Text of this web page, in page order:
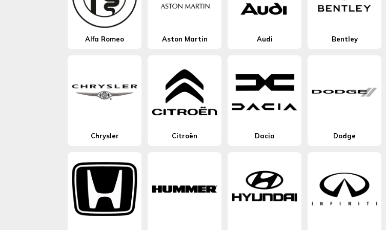
Alfa Romeo Aston Martin Audi Bentley
Chrysler Citroën Dacia Dodge